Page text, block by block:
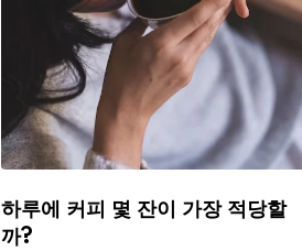
하루에 커피 몇 잔이 가장 적당할
까?